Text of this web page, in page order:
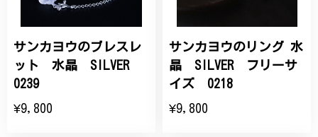
サンカヨウのブレスレ
ット 水晶 SILVER
0239
¥9,800
サンカヨウのリング 水
晶 SILVER フリーサ
イズ 0218
¥9,800